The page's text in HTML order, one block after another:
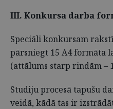
III. Konkursa darba
Speciāli konkursam
pārsniegt 15 A4 formāta
(attālums starp rindām –
Studiju procesā tapušu
veidā, kādā tas ir